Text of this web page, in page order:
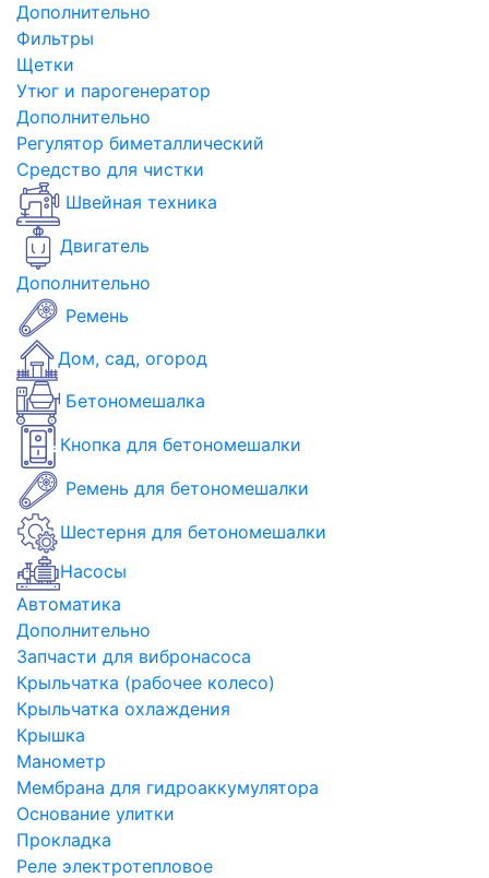
Дополнительно
Фильтры
Щетки
Утюг и парогенератор
Дополнительно
Регулятор биметаллический
Средство для чистки
Швейная техника
Двигатель
Дополнительно
Ремень
Дом, сад, огород
Бетономешалка
Кнопка для бетономешалки
Ремень для бетономешалки
Шестерня для бетономешалки
Насосы
Автоматика
Дополнительно
Запчасти для вибронасоса
Крыльчатка (рабочее колесо)
Крыльчатка охлаждения
Крышка
Манометр
Мембрана для гидроаккумулятора
Основание улитки
Прокладка
Реле электротепловое